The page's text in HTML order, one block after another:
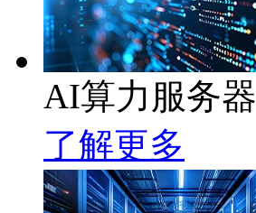
AI算力服务器
了解更多